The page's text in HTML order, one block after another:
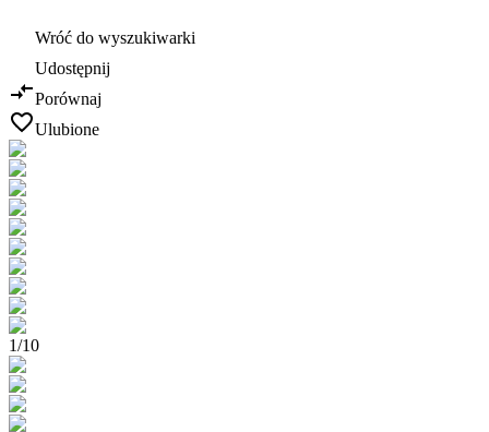
Wróć do wyszukiwarki
Udostępnij
Porównaj
Ulubione
1/10